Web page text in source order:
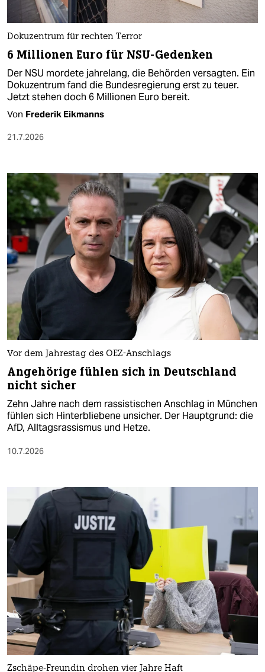
Dokuzentrum für rechten Terror
6 Millionen Euro für NSU-Gedenken
Der NSU mordete jahrelang, die Behörden versagten. Ein
Dokuzentrum fand die Bundesregierung erst zu teuer.
Jetzt stehen doch 6 Millionen Euro bereit.
Von Frederik Eikmanns
21.7.2026
Vor dem Jahrestag des OEZ-Anschlags
Angehörige fühlen sich in Deutschland
nicht sicher
Zehn Jahre nach dem rassistischen Anschlag in München
fühlen sich Hinterbliebene unsicher. Der Hauptgrund: die
AfD, Alltagsrassismus und Hetze.
10.7.2026
Zschäpe-Freundin drohen vier Jahre Haft